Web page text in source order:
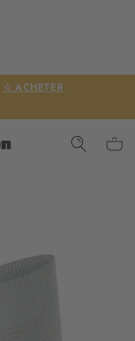
☆ ACHETER